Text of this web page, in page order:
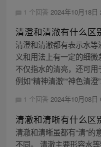
1 个回答 2024年10月18日
清澄和清澈有什么区
清澄和清澈都有表示水
义和用法上有一定的细微
不仅指水的清亮，还可用
例如“精神清澈”“神色清
1 个回答 2024年10月08日
清澈和清晰有什么区
清澈和清晰虽都有“清”
不同。 清澈主要形容水